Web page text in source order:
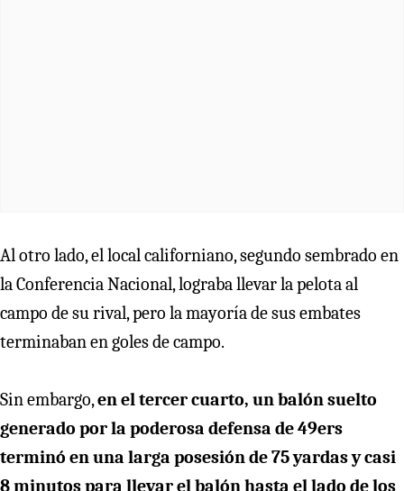
Al otro lado, el local californiano, segundo sembrado en
la Conferencia Nacional, lograba llevar la pelota al
campo de su rival, pero la mayoría de sus embates
terminaban en goles de campo.
Sin embargo,en el tercer cuarto, un balón suelto
generado por la poderosa defensa de 49ers
terminó en una larga posesión de 75 yardas y casi
8 minutos para llevar el balón hasta el lado de los